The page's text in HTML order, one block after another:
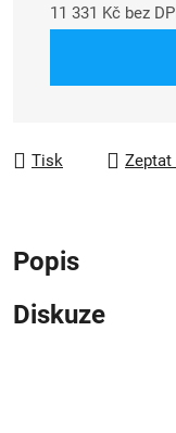
11 331 Kč bez
Tisk Zeptat
Popis
Diskuze